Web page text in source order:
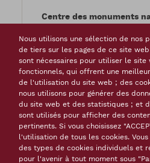
Centre des monuments
https://www.village-
resa-
nationaux.fr
MODALITÉS DE VISITE
fortifications et les
Nous utilisons une sélection de nos
de tiers sur les pages de ce site
sont nécessaires pour utiliser le site
fonctionnels, qui offrent une
de l'utilisation du site web ; des
nous utilisons pour générer des
du site web et des statistiques ; et
sont utilisés pour afficher des
pertinents. Si vous choisissez
l'utilisation de tous les cookies.
des types de cookies individuels et
pour l'avenir à tout moment sous